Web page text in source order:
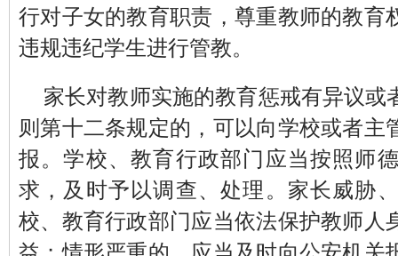
行对子女的教育职责，尊重教师的教育
违规违纪学生进行管教。
家长对教师实施的教育惩戒有异议
则第十二条规定的，可以向学校或者主
报。学校、教育行政部门应当按照师
求，及时予以调查、处理。家长威胁
校、教育行政部门应当依法保护教师人